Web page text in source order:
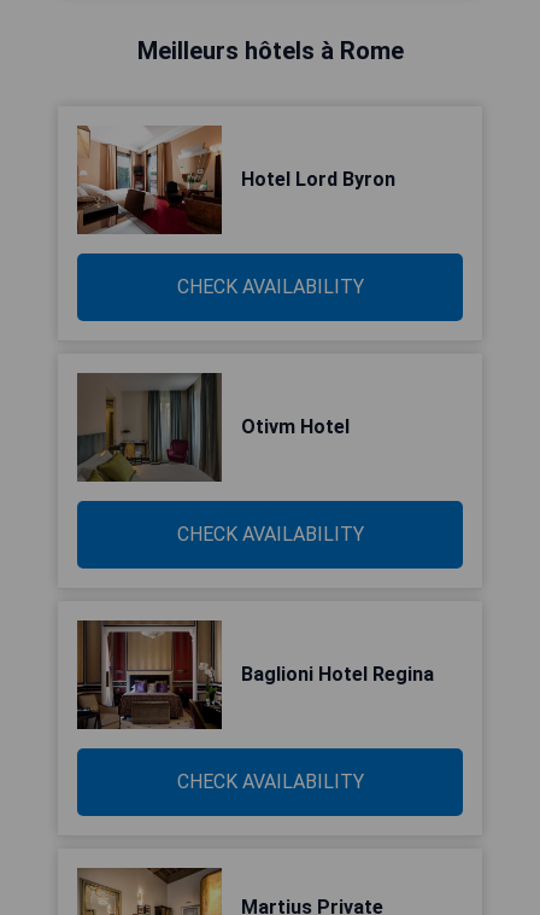
Meilleurs hôtels à Rome
Hotel Lord Byron
CHECK AVAILABILITY
Otivm Hotel
CHECK AVAILABILITY
Baglioni Hotel Regina
CHECK AVAILABILITY
Martius Private